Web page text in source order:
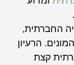
החברתית,
הרעיון
קצת